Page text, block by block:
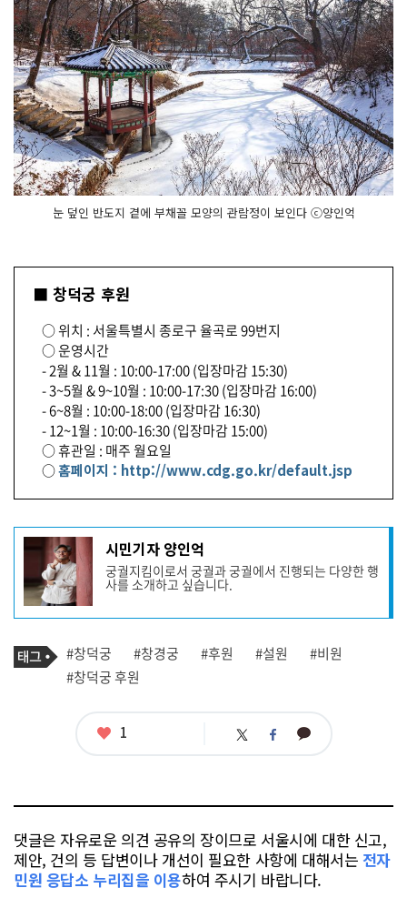
눈 덮인 반도지 곁에 부채꼴 모양의 관람정이 보인다 ⓒ양인억
■ 창덕궁 후원
○ 위치 : 서울특별시 종로구 율곡로 99번지
○ 운영시간
- 2월 & 11월 : 10:00-17:00 (입장마감 15:30)
- 3~5월 & 9~10월 : 10:00-17:30 (입장마감 16:00)
- 6~8월 : 10:00-18:00 (입장마감 16:30)
- 12~1월 : 10:00-16:30 (입장마감 15:00)
○ 휴관일 : 매주 월요일
○홈페이지 : http://www.cdg.go.kr/default.jsp
기
사
작
성
자
프
필
시민기자 양인억
궁궐지킴이로서 궁궐과 궁궐에서 진행되는 다양한 행
사를 소개하고 싶습니다.
기
사
관
련
태
그
#창덕궁 #창경궁 #후원 #설원
#비원
#창덕궁 후원
좋1 트 페 카
댓글은 자유로운 의견 공유의 장이므로 서울시에 대한 신고,
제안, 건의 등 답변이나 개선이 필요한 사항에 대해서는 전자
민원 응답소 누리집을 이용하여 주시기 바랍니다.